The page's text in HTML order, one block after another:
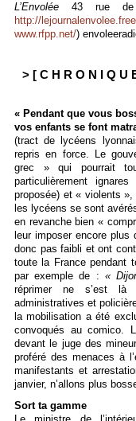
L’Envolée 43 rue de
http://
www.rfpp.net/)
> [ C H R O N I Q U
« Pendant que vous
vos enfants se font
(tract de lycéens
repris en force. Le
grec » qui pourrait
particulièrement
proposée) et « violents
les lycéens se sont
en revanche bien «
leur imposer encore plus
donc pas faibli et ont
toute la France pendant
par exemple de : «
réprimer ne s’est là
administratives et
la mobilisation a été
convoqués au comico.
devant le juge des
proféré des menaces à
manifestants et
janvier, n’allons plus
Sort ta gamme